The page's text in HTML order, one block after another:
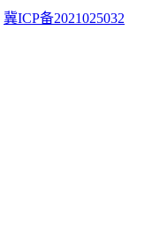
冀ICP备2021025032